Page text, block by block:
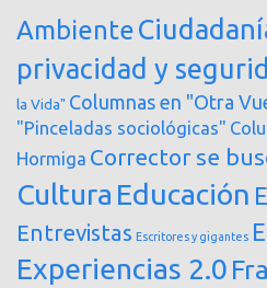
Ambiente
privacidad y
la Vida" Columnas en "Otra
"Pinceladas sociológicas"
Hormiga Corrector se
Cultura Educación
Entrevistas Escritores y gigantes
Experiencias 2.0